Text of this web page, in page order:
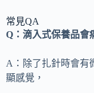
常見QA
Q：滴入式保養品會
A：除了扎針時會有
顯感覺，